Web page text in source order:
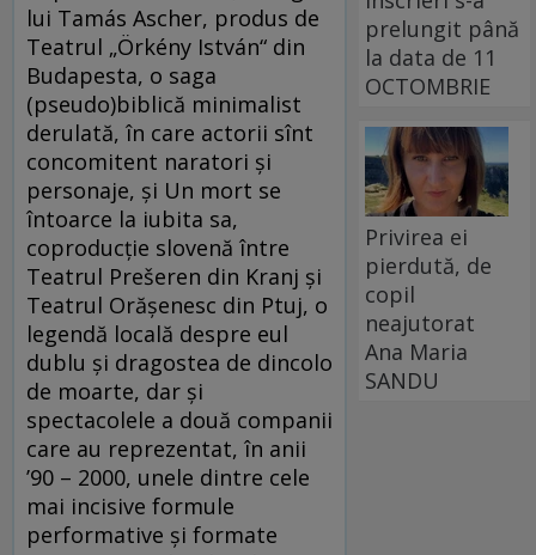
lui Tamás Ascher, produs de
Teatrul „Örkény István“ din
Budapesta, o saga
(pseudo)biblică minimalist
derulată, în care actorii sînt
concomitent naratori şi
personaje, şi Un mort se
întoarce la iubita sa,
coproducție slovenă între
Teatrul Prešeren din Kranj și
Teatrul Orășenesc din Ptuj, o
legendă locală despre eul
dublu şi dragostea de dincolo
de moarte, dar şi
spectacolele a două companii
care au reprezentat, în anii
’90 – 2000, unele dintre cele
mai incisive formule
performative şi formate
prelungit până
la data de 11
OCTOMBRIE
Privirea ei
pierdută, de
copil
neajutorat
Ana Maria
SANDU